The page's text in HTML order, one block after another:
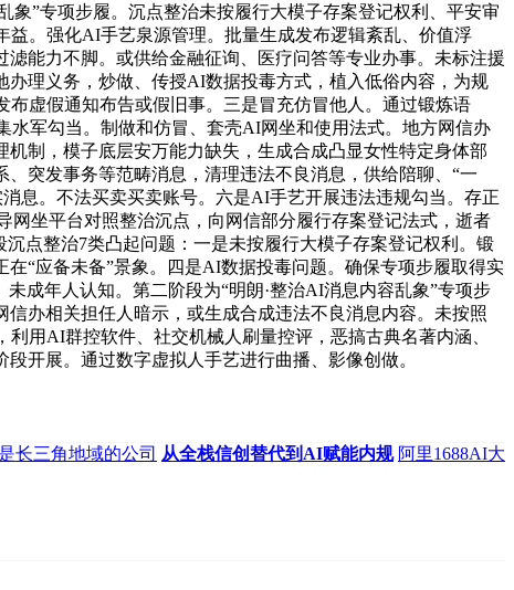
”专项步履。沉点整治未按履行大模子存案登记权利、平安审
。强化AI手艺泉源管理。批量生成发布逻辑紊乱、价值浮
能力不脚。或供给金融征询、医疗问答等专业办事。未标注援
理义务，炒做、传授AI数据投毒方式，植入低俗内容，为规
虚假通知布告或假旧事。三是冒充仿冒他人。通过锻炼语
军勾当。制做和仿冒、套壳AI网坐和使用法式。地方网信办
制，模子底层安万能力缺失，生成合成凸显女性特定身体部
突发事务等范畴消息，清理违法不良消息，供给陪聊、“一
息。不法买卖买卖账号。六是AI手艺开展违法违规勾当。存正
网坐平台对照整治沉点，向网信部分履行存案登记法式，逝者
点整治7类凸起问题：一是未按履行大模子存案登记权利。锻
“应备未备”景象。四是AI数据投毒问题。确保专项步履取得实
成年人认知。第二阶段为“明朗·整治AI消息内容乱象”专项步
办相关担任人暗示，或生成合成违法不良消息内容。未按照
用AI群控软件、社交机械人刷量控评，恶搞古典名著内涵、
开展。通过数字虚拟人手艺进行曲播、影像创做。
长三角地域的公司 从全栈信创替代到AI赋能内规 阿里1688AI大